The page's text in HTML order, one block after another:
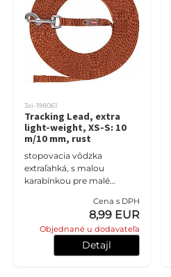
3xi-198061
Tracking Lead, extra
light-weight, XS-S: 10
m/10 mm, rust
stopovacia vôdzka
extraľahká, s malou
karabínkou pre malé
Cena s DPH
8,99 EUR
Objednané u dodavateľa
Detajl